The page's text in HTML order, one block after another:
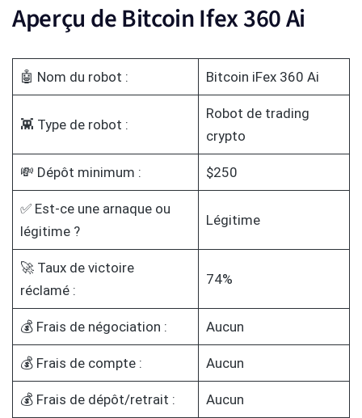
Aperçu de Bitcoin Ifex 360 Ai
🤖 Nom du robot : Bitcoin iFex 360 Ai
👾 Type de robot :
Robot de trading
crypto
💸 Dépôt minimum : $250
✅ Est-ce une arnaque ou
légitime ?
Légitime
🚀 Taux de victoire
réclamé :
74%
💰 Frais de négociation : Aucun
💰 Frais de compte : Aucun
💰 Frais de dépôt/retrait : Aucun